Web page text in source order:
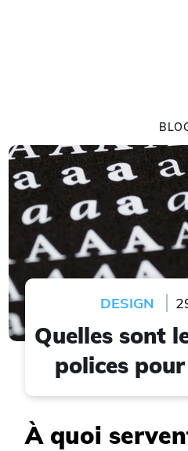
DESIGN
Quelles sont
polices
À quoi